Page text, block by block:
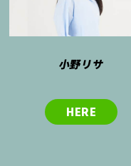
小野リサ
HERE